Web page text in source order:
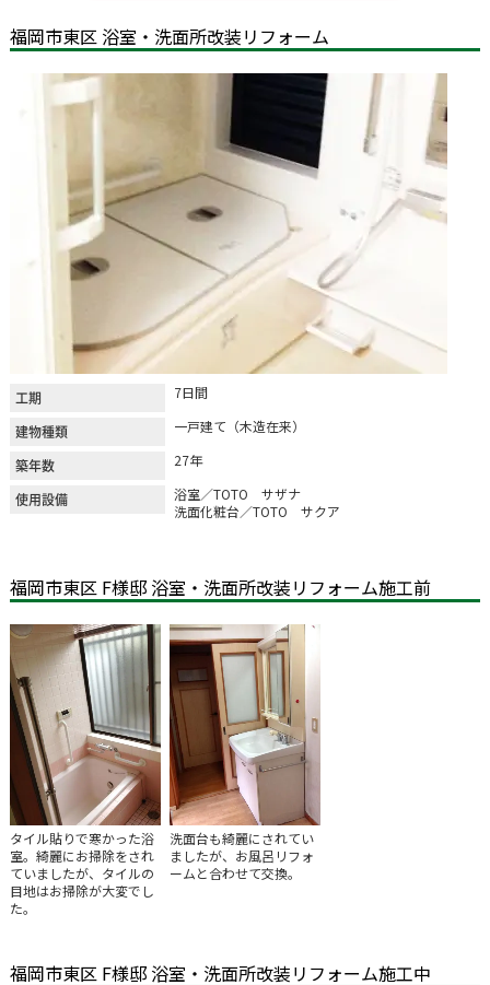
福岡市東区 浴室・洗面所改装リフォーム
工期 7日間
建物種類 一戸建て（木造在来）
築年数 27年
使用設備
浴室／TOTO サザナ
洗面化粧台／TOTO サクア
福岡市東区 F様邸 浴室・洗面所改装リフォーム施工前
タイル貼りで寒かった浴
室。綺麗にお掃除をされ
ていましたが、タイルの
目地はお掃除が大変でし
た。
洗面台も綺麗にされてい
ましたが、お風呂リフォ
ームと合わせて交換。
福岡市東区 F様邸 浴室・洗面所改装リフォーム施工中